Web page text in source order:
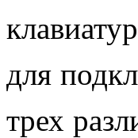
для
трех